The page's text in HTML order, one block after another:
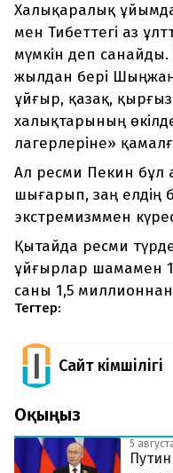
Халықаралық
мен Тибеттегі аз
мүмкін деп санайды.
жылдан бері
ұйғыр, қазақ,
халықтарының
лагерлеріне»
Ал ресми Пекин бұл
шығарып, заң елдің
экстремизммен
Қытайда ресми
ұйғырлар шамамен
саны 1,5
Тегтер:
Сайт Әкімшілігі
Оқыңыз
5
Путин